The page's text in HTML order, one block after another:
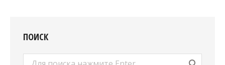
ПОИСК
Поиск: